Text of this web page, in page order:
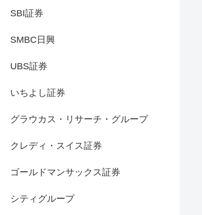
SBI証券
SMBC日興
UBS証券
いちよし証券
グラウカス・リサーチ・グループ
クレディ・スイス証券
ゴールドマンサックス証券
シティグループ